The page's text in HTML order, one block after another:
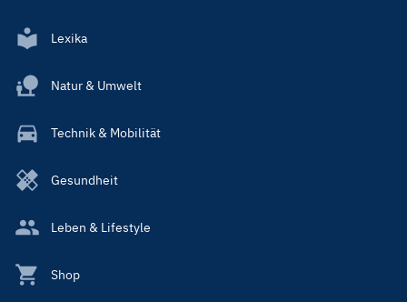
Lexika
Natur & Umwelt
Technik & Mobilität
Gesundheit
Leben & Lifestyle
Shop